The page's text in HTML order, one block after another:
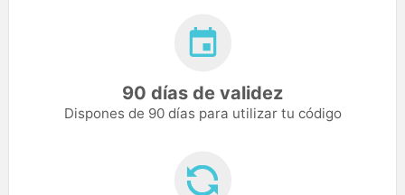
90 días de validez
Dispones de 90 días para utilizar tu código